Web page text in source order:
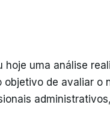
hoje uma análise
objetivo de avaliar o